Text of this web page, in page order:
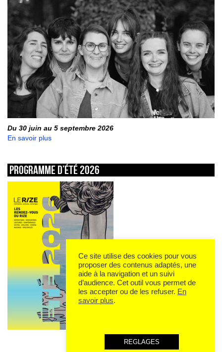
Du 30 juin au 5 septembre 2026
En savoir plus
Programme d’été 2026
Ce site utilise des cookies pour vous
proposer des contenus adaptés, une
aide à la navigation et un suivi
d’audience. Cet outil vous permet de
les accepter ou de les refuser. En
savoir plus.
REGLAGES